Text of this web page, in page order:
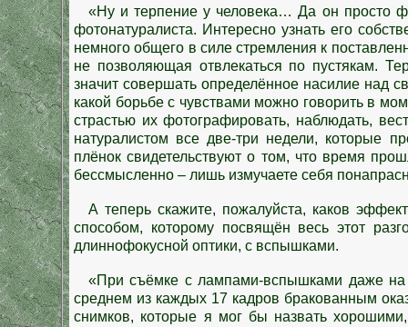
«Ну и терпение у человека… Да он просто
фотонатуралиста. Интересно узнать его
немного общего в силе стремления к
не позволяющая отвлекаться по пустякам.
значит совершать определённое насилие над
какой борьбе с чувствами можно говорить в
страстью их фотографировать, наблюдать,
натуралистом все две-три недели, которые
плёнок свидетельствуют о том, что время
бессмысленно – лишь измучаете себя
А теперь скажите, пожалуйста, каков
способом, которому посвящён весь этот
длиннофокусной оптики, с вспышками.
«При съёмке с лампами-вспышками даже на
среднем из каждых 17 кадров бракованным
снимков, которые я мог бы назвать